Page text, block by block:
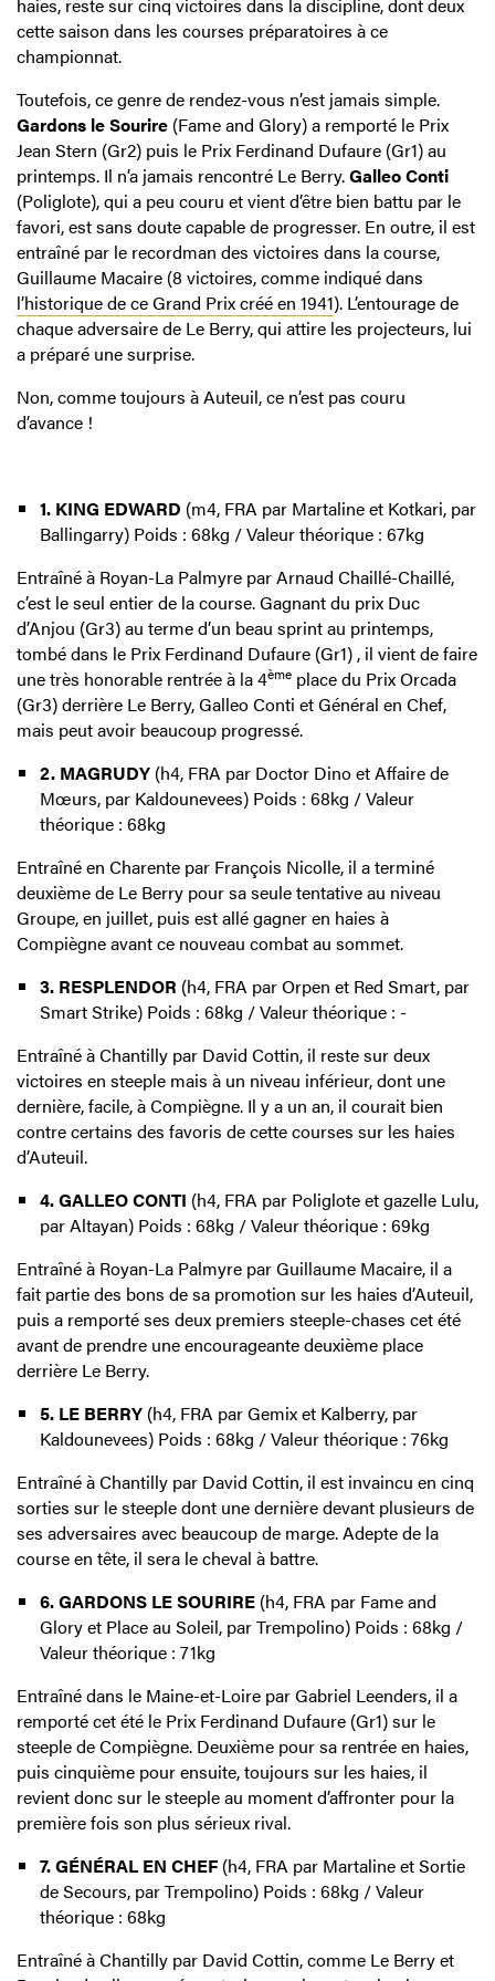
haies, reste sur cinq victoires dans la discipline, dont deux
cette saison dans les courses préparatoires à ce
championnat.
Toutefois, ce genre de rendez-vous n’est jamais simple.
Gardons le Sourire (Fame and Glory) a remporté le Prix
Jean Stern (Gr2) puis le Prix Ferdinand Dufaure (Gr1) au
printemps. Il n’a jamais rencontré Le Berry.Galleo Conti
(Poliglote), qui a peu couru et vient d’être bien battu par le
favori, est sans doute capable de progresser. En outre, il est
entraîné par le recordman des victoires dans la course,
Guillaume Macaire (8 victoires, comme indiqué dans
l’historique de ce Grand Prix créé en 1941). L’entourage de
chaque adversaire de Le Berry, qui attire les projecteurs, lui
a préparé une surprise.
Non, comme toujours à Auteuil, ce n’est pas couru
d’avance !
1. KING EDWARD (m4, FRA par Martaline et Kotkari, par
Ballingarry) Poids : 68kg / Valeur théorique : 67kg
Entraîné à Royan-La Palmyre par Arnaud Chaillé-Chaillé,
c’est le seul entier de la course. Gagnant du prix Duc
d’Anjou (Gr3) au terme d’un beau sprint au printemps,
tombé dans le Prix Ferdinand Dufaure (Gr1) , il vient de faire
une très honorable rentrée à la 4ème place du Prix Orcada
(Gr3) derrière Le Berry, Galleo Conti et Général en Chef,
mais peut avoir beaucoup progressé.
2. MAGRUDY(h4, FRA par Doctor Dino et Affaire de
Mœurs, par Kaldounevees) Poids : 68kg / Valeur
théorique : 68kg
Entraîné en Charente par François Nicolle, il a terminé
deuxième de Le Berry pour sa seule tentative au niveau
Groupe, en juillet, puis est allé gagner en haies à
Compiègne avant ce nouveau combat au sommet.
3. RESPLENDOR (h4, FRA par Orpen et Red Smart, par
Smart Strike) Poids : 68kg / Valeur théorique : -
Entraîné à Chantilly par David Cottin, il reste sur deux
victoires en steeple mais à un niveau inférieur, dont une
dernière, facile, à Compiègne. Il y a un an, il courait bien
contre certains des favoris de cette courses sur les haies
d’Auteuil.
4. GALLEO CONTI (h4, FRA par Poliglote et gazelle Lulu,
par Altayan) Poids : 68kg / Valeur théorique : 69kg
Entraîné à Royan-La Palmyre par Guillaume Macaire, il a
fait partie des bons de sa promotion sur les haies d’Auteuil,
puis a remporté ses deux premiers steeple-chases cet été
avant de prendre une encourageante deuxième place
derrière Le Berry.
5. LE BERRY(h4, FRA par Gemix et Kalberry, par
Kaldounevees) Poids : 68kg / Valeur théorique : 76kg
Entraîné à Chantilly par David Cottin, il est invaincu en cinq
sorties sur le steeple dont une dernière devant plusieurs de
ses adversaires avec beaucoup de marge. Adepte de la
course en tête, il sera le cheval à battre.
6. GARDONS LE SOURIRE(h4, FRA par Fame and
Glory et Place au Soleil, par Trempolino) Poids : 68kg /
Valeur théorique : 71kg
Entraîné dans le Maine-et-Loire par Gabriel Leenders, il a
remporté cet été le Prix Ferdinand Dufaure (Gr1) sur le
steeple de Compiègne. Deuxième pour sa rentrée en haies,
puis cinquième pour ensuite, toujours sur les haies, il
revient donc sur le steeple au moment d’affronter pour la
première fois son plus sérieux rival.
7. GÉNÉRAL EN CHEF(h4, FRA par Martaline et Sortie
de Secours, par Trempolino) Poids : 68kg / Valeur
théorique : 68kg
Entraîné à Chantilly par David Cottin, comme Le Berry et